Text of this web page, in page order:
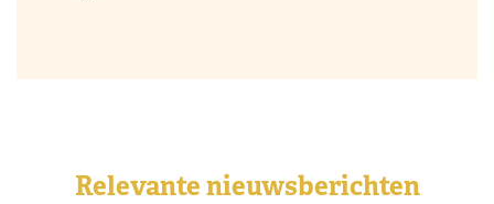
Relevante nieuwsberichten